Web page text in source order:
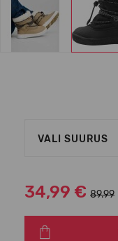
VALI SUURUS
34,99 € 89.99